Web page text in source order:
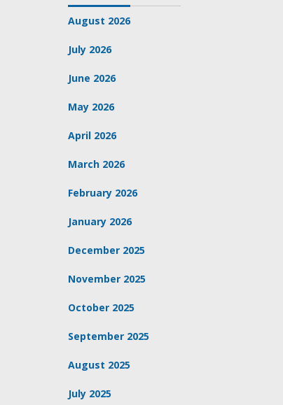
August 2026
July 2026
June 2026
May 2026
April 2026
March 2026
February 2026
January 2026
December 2025
November 2025
October 2025
September 2025
August 2025
July 2025